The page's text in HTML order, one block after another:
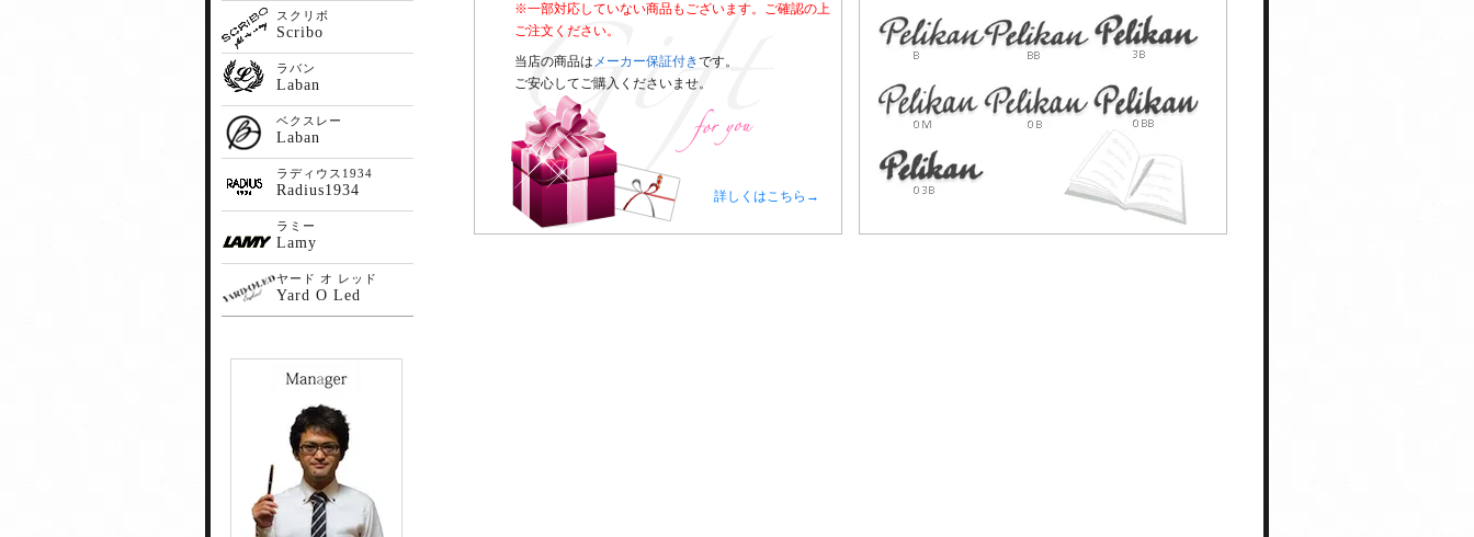
※一部対応していない商品もございます。ご確認の上
ご注文ください。
当店の商品は メーカー保証付きです。
ご安心してご購入くださいませ。
詳しくはこちら→
スクリボ
Scribo
ラバン
Laban
ベクスレー
Laban
ラディウス1934
Radius1934
ラミー
Lamy
ヤード オ レッド
Yard O Led